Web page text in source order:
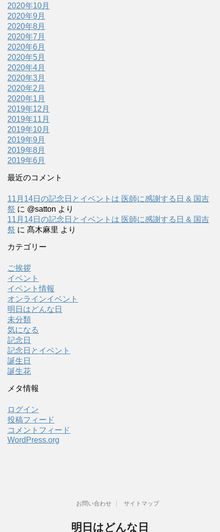
2020年10月
2020年9月
2020年8月
2020年7月
2020年6月
2020年5月
2020年4月
2020年3月
2020年2月
2020年1月
2019年12月
2019年11月
2019年10月
2019年9月
2019年8月
2019年6月
最近のコメント
11月14日の記念日とイベントは 医師に感謝する日 & 国吉
祭 に @satton より
11月14日の記念日とイベントは 医師に感謝する日 & 国吉
祭 に 髙木麻里 より
カテゴリー
ご挨拶
イベント
イベント情報
オンラインイベント
明日はどんな日
未分類
気になる
記念日
記念日とイベント
誕生日
誕生花
メタ情報
ログイン
投稿フィード
コメントフィード
WordPress.org
お問い合わせ サイトマップ
明日はどんな日